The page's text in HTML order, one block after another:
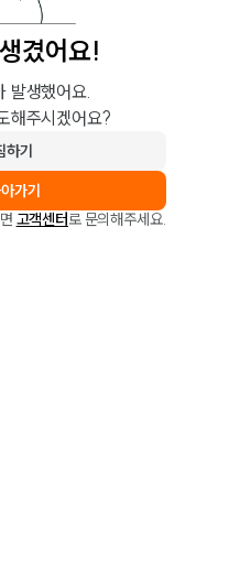
겼어요!
발생했어요.
해주시겠어요?
하기
가기
고객센터로 문의해주세요.